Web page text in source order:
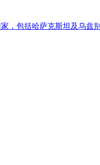
，包括哈萨克斯坦及乌